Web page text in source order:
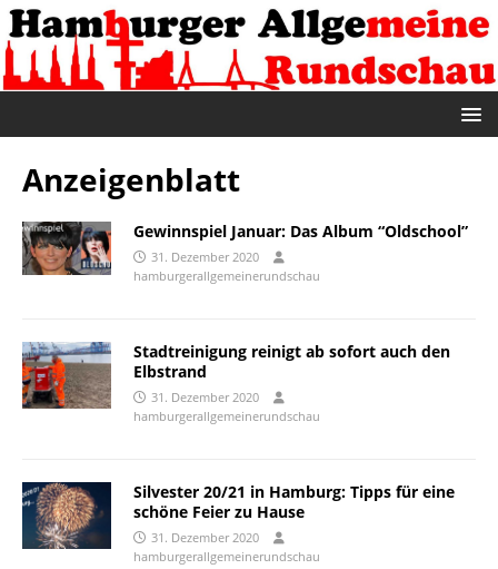
Anzeigenblatt
Gewinnspiel Januar: Das Album “Oldschool”
31. Dezember 2020
hamburgerallgemeinerundschau
Stadtreinigung reinigt ab sofort auch den
Elbstrand
31. Dezember 2020
hamburgerallgemeinerundschau
Silvester 20/21 in Hamburg: Tipps für eine
schöne Feier zu Hause
31. Dezember 2020
hamburgerallgemeinerundschau